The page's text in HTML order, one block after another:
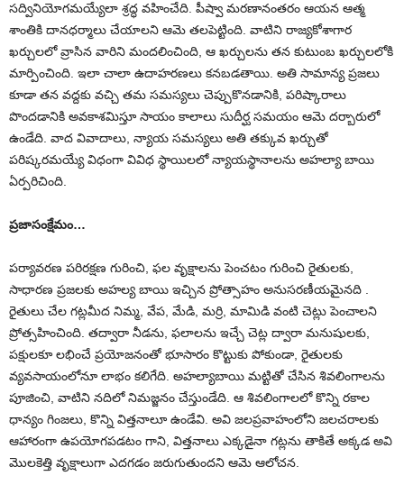
సద్వినియోగమయ్యేలా శ్రద్ధ వహించేది. పీష్వా మరణానంతరం ఆయన ఆత్మ
శాంతికి దానధర్మాలు చేయాలని ఆమె తలపెట్టింది. వాటిని రాజ్యకోశాగార
ఖర్చులలో వ్రాసిన వారిని మందలించింది, ఆ ఖర్చులను తన కుటుంబ ఖర్చులలోకి
మార్పించింది. ఇలా చాలా ఉదాహరణలు కనబడతాయి. అతి సామాన్య ప్రజలు
కూడా తన వద్దకు వచ్చి తమ సమస్యలు చెప్పుకొనడానికి, పరిష్కారాలు
పొందడానికి అవకాశమిస్తూ సాయం కాలాలు సుదీర్ఘ సమయం ఆమె దర్బారులో
ఉండేది. వాద వివాదాలు, న్యాయ సమస్యలు అతి తక్కువ ఖర్చుతో
పరిష్కరమయ్యే విధంగా వివిధ స్థాయిలలో న్యాయస్థానాలను అహల్యా బాయి
ఏర్పరిచింది.
ప్రజాసంక్షేమం…
పర్యావరణ పరిరక్షణ గురించి, ఫల వృక్షాలను పెంచటం గురించి రైతులకు,
సాధారణ ప్రజలకు అహల్య బాయి ఇచ్చిన ప్రోత్సాహం అనుసరణీయమైనది .
రైతులు చేల గట్లమీద నిమ్మ, వేప, మేడి, మర్రి, మామిడి వంటి చెట్లు పెంచాలని
ప్రోత్సహించింది. తద్వారా నీడను, ఫలాలను ఇచ్చే చెట్ల ద్వారా మనుషులకు,
పక్షులకూ లభించే ప్రయోజనంతో భూసారం కొట్టుకు పోకుండా, రైతులకు
వ్యవసాయంలోనూ లాభం కలిగేది. అహల్యాబాయి మట్టితో చేసిన శివలింగాలను
పూజించి, వాటిని నదిలో నిమజ్జనం చేస్తుండేది. ఆ శివలింగాలలో కొన్ని రకాల
ధాన్యం గింజలు, కొన్ని విత్తనాలూ ఉండేవి. అవి జలప్రవాహంలోని జలచరాలకు
ఆహారంగా ఉపయోగపడటం గాని, విత్తనాలు ఎక్కడైనా గట్లను తాకితే అక్కడ అవి
మొలకెత్తి వృక్షాలుగా ఎదగడం జరుగుతుందని ఆమె ఆలోచన.